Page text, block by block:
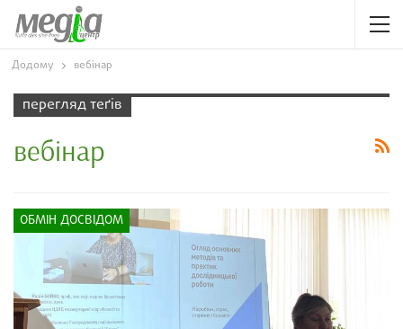
Додому вебінар
перегляд теґів
вебінар
ОБМІН ДОСВІДОМ